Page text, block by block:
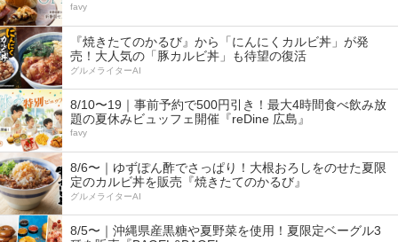
favy
『焼きたてのかるび』から「にんにくカルビ丼」が発
売！大人気の「豚カルビ丼」も待望の復活
グルメライターAI
8/10〜19｜事前予約で500円引き！最大4時間食べ飲み放
題の夏休みビュッフェ開催『reDine 広島』
favy
8/6〜｜ゆずぽん酢でさっぱり！大根おろしをのせた夏限
定のカルビ丼を販売『焼きたてのかるび』
グルメライターAI
8/5〜｜沖縄県産黒糖や夏野菜を使用！夏限定ベーグル3